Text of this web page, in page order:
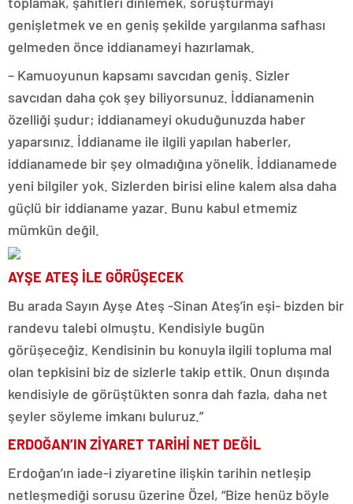
genişletmek ve en geniş şekilde yargılanma safhası
gelmeden önce iddianameyi hazırlamak.
– Kamuoyunun kapsamı savcıdan geniş. Sizler
savcıdan daha çok şey biliyorsunuz. İddianamenin
özelliği şudur; iddianameyi okuduğunuzda haber
yaparsınız. İddianame ile ilgili yapılan haberler,
iddianamede bir şey olmadığına yönelik. İddianamede
yeni bilgiler yok. Sizlerden birisi eline kalem alsa daha
güçlü bir iddianame yazar. Bunu kabul etmemiz
mümkün değil.
AYŞE ATEŞ İLE GÖRÜŞECEK
Bu arada Sayın Ayşe Ateş -Sinan Ateş’in eşi- bizden bir
randevu talebi olmuştu. Kendisiyle bugün
görüşeceğiz. Kendisinin bu konuyla ilgili topluma mal
olan tepkisini biz de sizlerle takip ettik. Onun dışında
kendisiyle de görüştükten sonra dah fazla, daha net
şeyler söyleme imkanı buluruz.”
ERDOĞAN’IN ZİYARET TARİHİ NET DEĞİL
Erdoğan’ın iade-i ziyaretine ilişkin tarihin netleşip
netleşmediği sorusu üzerine Özel, “Bize henüz böyle